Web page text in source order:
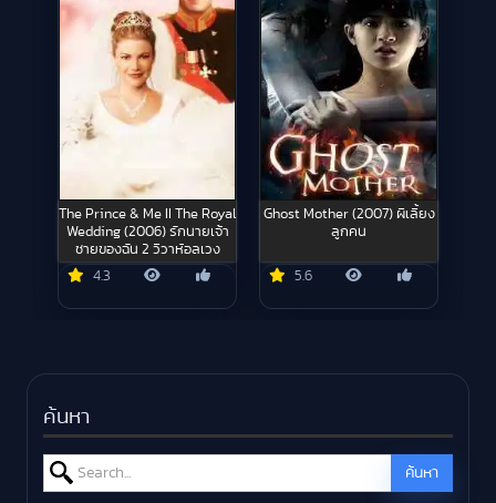
The Prince & Me II The Royal
Wedding (2006) รักนายเจ้า
ชายของฉัน 2 วิวาห์อลเวง
4.3
Ghost Mother (2007) ผีเลี้ยง
ลูกคน
5.6
ค้นหา
Search for: ค้นหา